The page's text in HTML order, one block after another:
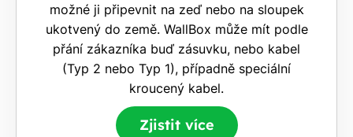
možné ji připevnit na zeď nebo na sloupek
ukotvený do země. WallBox může mít podle
přání zákazníka buď zásuvku, nebo kabel
(Typ 2 nebo Typ 1), případně speciální
kroucený kabel.
Zjistit více